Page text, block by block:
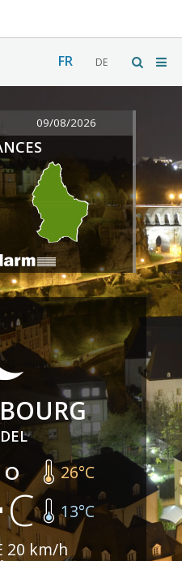
FR DE
09/08/2026
26°C
13°C
20 km/h